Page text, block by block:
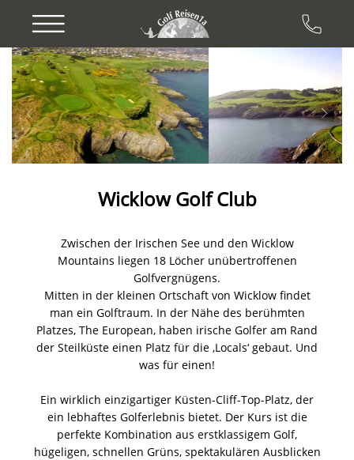
Previous Next
Wicklow Golf Club
Zwischen der Irischen See und den Wicklow
Mountains liegen 18 Löcher unübertroffenen
Golfvergnügens.
Mitten in der kleinen Ortschaft von Wicklow findet
man ein Golftraum. In der Nähe des berühmten
Platzes, The European, haben irische Golfer am Rand
der Steilküste einen Platz für die ‚Locals‘ gebaut. Und
was für einen!
Ein wirklich einzigartiger Küsten-Cliff-Top-Platz, der
ein lebhaftes Golferlebnis bietet. Der Kurs ist die
perfekte Kombination aus erstklassigem Golf,
hügeligen, schnellen Grüns, spektakulären Ausblicken